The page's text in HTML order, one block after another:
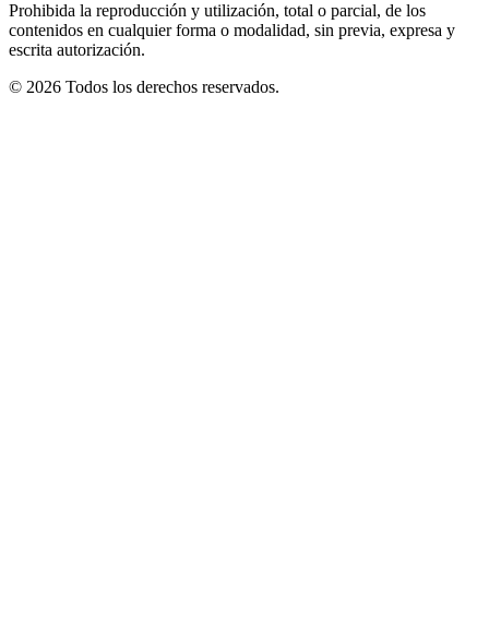
Prohibida la reproducción y utilización, total o parcial, de los
contenidos en cualquier forma o modalidad, sin previa, expresa y
escrita autorización.
© 2026 Todos los derechos reservados.